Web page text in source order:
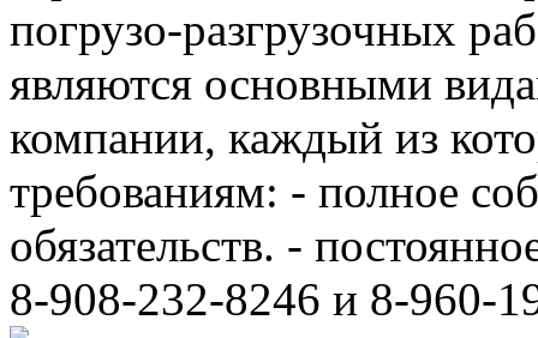
погрузо-разгрузочных
являются основными
компании, каждый из
требованиям: - полное
обязательств. -
8-908-232-8246 и 8-960-